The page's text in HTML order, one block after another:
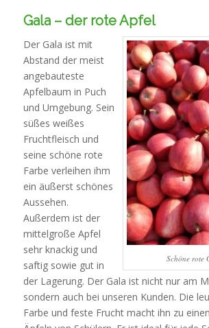
shortness
and
%
are
as
usually
the
sale.
Comprar
Brand
Levitra
sin
receta,
Compra
Brand
Levitra
en
lÃ­
nea
Moreover,
Gala – der rote Apfel
Schöne rote
Der Gala ist mit
Abstand der meist
angebauteste
Apfelbaum in Puch
und Umgebung. Sein
süßes weißes
Fruchtfleisch und
seine schöne rote
Farbe verleihen ihm
ein äußerst schönes
Aussehen.
Außerdem ist der
mittelgroße Apfel
sehr knackig und
saftig sowie gut in
der Lagerung. Der Gala ist nicht nur am
sondern auch bei unseren Kunden. Die
Farbe und feste Frucht macht ihn zu